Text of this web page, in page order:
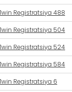
1win Registratsiya 488
1win Registratsiya 504
1win Registratsiya 524
1win Registratsiya 584
1win Registratsiya 6